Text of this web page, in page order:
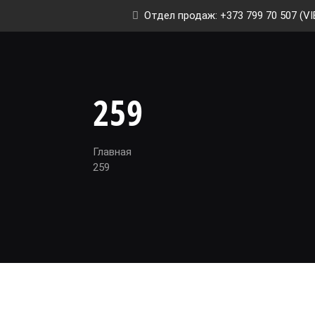
Отдел продаж: +373 799 70 507
259
Главная
259